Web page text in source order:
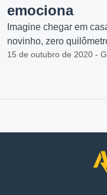
emociona
Imagine chegar em
novinho, zero
15 de outubro de 2020 -